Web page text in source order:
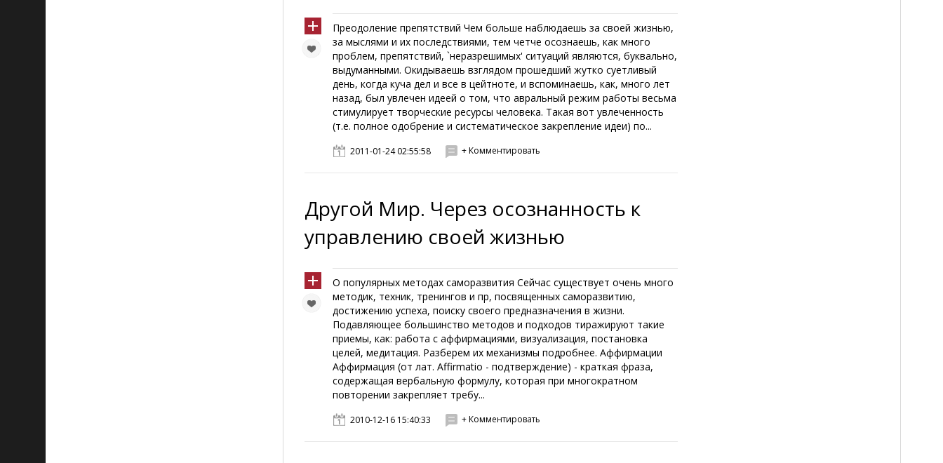
Преодоление препятствий Чем больше наблюдаешь за своей жизнью,
за мыслями и их последствиями, тем четче осознаешь, как много
проблем, препятствий, `неразрешимых' ситуаций являются, буквально,
выдуманными. Окидываешь взглядом прошедший жутко суетливый
день, когда куча дел и все в цейтноте, и вспоминаешь, как, много лет
назад, был увлечен идеей о том, что авральный режим работы весьма
стимулирует творческие ресурсы человека. Такая вот увлеченность
(т.е. полное одобрение и систематическое закрепление идеи) по...
2011-01-24 02:55:58 + Комментировать
Другой Мир. Через осознанность к
управлению своей жизнью
О популярных методах саморазвития Сейчас существует очень много
методик, техник, тренингов и пр, посвященных саморазвитию,
достижению успеха, поиску своего предназначения в жизни.
Подавляющее большинство методов и подходов тиражируют такие
приемы, как: работа с аффирмациями, визуализация, постановка
целей, медитация. Разберем их механизмы подробнее. Аффирмации
Аффирмация (от лат. Affirmatio - подтверждение) - краткая фраза,
содержащая вербальную формулу, которая при многократном
повторении закрепляет требу...
2010-12-16 15:40:33 + Комментировать